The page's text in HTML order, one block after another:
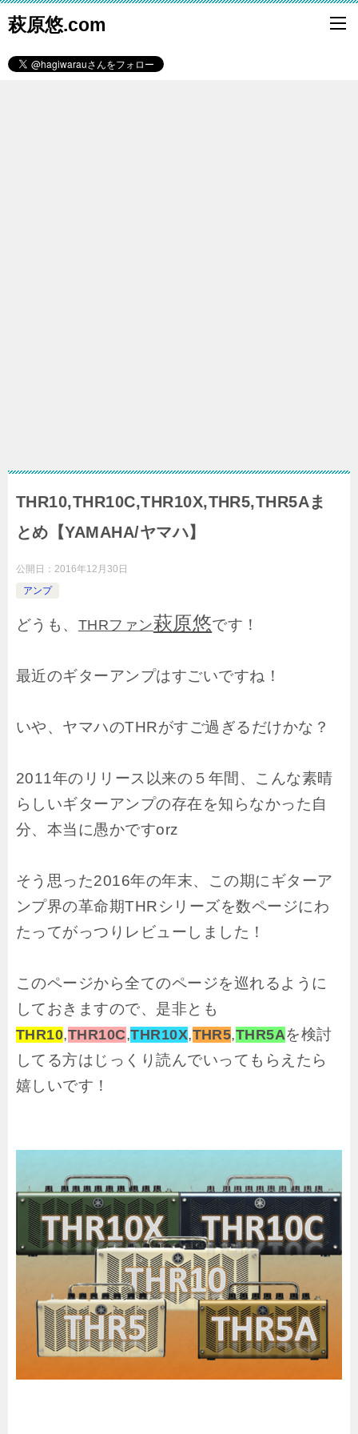
萩原悠.com
THR10,THR10C,THR10X,THR5,THR5Aま
とめ【YAMAHA/ヤマハ】
公開日： 2016年12月30日
アンプ
どうも、 THRファン萩原悠です！
最近のギターアンプはすごいですね！
いや、ヤマハのTHRがすご過ぎるだけかな？
2011年のリリース以来の５年間、こんな素晴
らしいギターアンプの存在を知らなかった自
分、本当に愚かですorz
そう思った2016年の年末、この期にギターア
ンプ界の革命期THRシリーズを数ページにわ
たってがっつりレビューしました！
このページから全てのページを巡れるように
しておきますので、是非とも
THR10,THR10C,THR10X,THR5,THR5Aを検討
してる方はじっくり読んでいってもらえたら
嬉しいです！